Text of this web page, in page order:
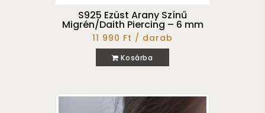
S925 Ezüst Arany Színű
Migrén/Daith Piercing – 6 mm
11 990 Ft / darab
Kosárba